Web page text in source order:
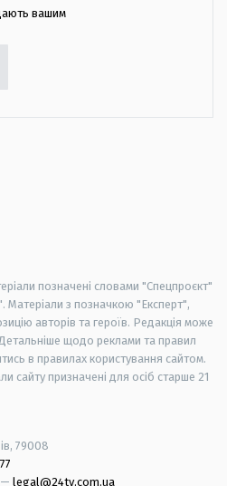
вашим
позначені словами "Спецпроєкт"
Матеріали з позначкою "Експерт",
авторів та героїв. Редакція може
Детальніше щодо реклами та правил
в правилах користування сайтом.
сайту призначені для осіб старше 21
79008
— legal@24tv.com.ua